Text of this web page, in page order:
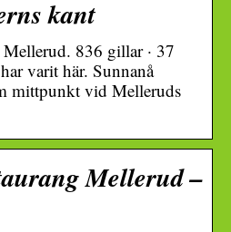
kant
Mellerud. 836 gillar · 37
varit här. Sunnanå
mittpunkt vid Melleruds
Mellerud –